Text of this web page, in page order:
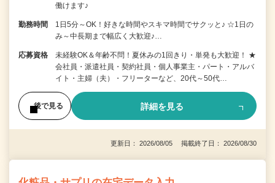
働けます♪
勤務時間
1日5分～OK！好きな時間やスキマ時間でサクッと♪ ☆1日の
み～中長期まで幅広く大歓迎♪…
応募資格
未経験OK＆年齢不問！夏休みの1回きり・単発も大歓迎！ ★
会社員・派遣社員・契約社員・個人事業主・パート・アルバ
イト・主婦（夫）・フリーターなど、20代～50代…
後で見る 詳細を見る
更新日： 2026/08/05 掲載終了日： 2026/08/30